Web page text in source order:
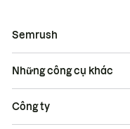
Semrush
Những công cụ khác
Công ty